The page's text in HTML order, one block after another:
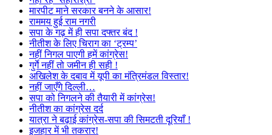
मारपीट माने सरकार बनने के आसार!
राममय हुई राम नगरी
सपा के गढ़ में ही सपा दफ्तर बंद !
नीतीश के लिए चिराग का ‘ट्रम्प’
नहीं निगल पाएगी हमें कांग्रेस!
गुर्गे नहीं तो जमीन ही सही !
अखिलेश के दबाव में यूपी का मंत्रिमंडल विस्तार!
नहीं जाएँगे दिल्ली…
सपा को निगलने की तैयारी में कांग्रेस!
नीतीश का कांग्रेस दर्द
यात्रा ने बढ़ाई कांग्रेस-सपा की सिमटती दूरियाँ !
इजहार में भी तकरार!